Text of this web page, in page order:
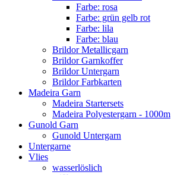
Farbe: rosa
Farbe: grün gelb rot
Farbe: lila
Farbe: blau
Brildor Metallicgarn
Brildor Garnkoffer
Brildor Untergarn
Brildor Farbkarten
Madeira Garn
Madeira Startersets
Madeira Polyestergarn - 1000m
Gunold Garn
Gunold Untergarn
Untergarne
Vlies
wasserlöslich